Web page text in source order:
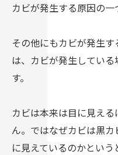
カビが発生する原因の一
その他にもカビが発生
は、カビが発生してい
す。
カビは本来は目に見え
ん。ではなぜカビは黒
に見えているのかとい